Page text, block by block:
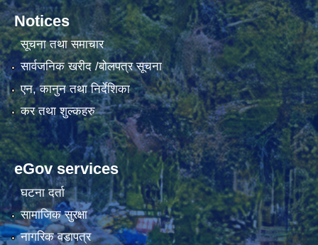
Notices
सूचना तथा समाचार
सार्वजनिक खरीद /बोलपत्र सूचना
एन, कानुन तथा निर्देशिका
कर तथा शुल्कहरु
eGov services
घटना दर्ता
सामाजिक सुरक्षा
नागरिक वडापत्र